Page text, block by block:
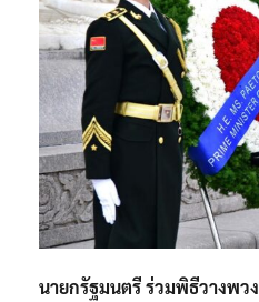
นายกรัฐมนตรี ร่วมพิธีวางพว